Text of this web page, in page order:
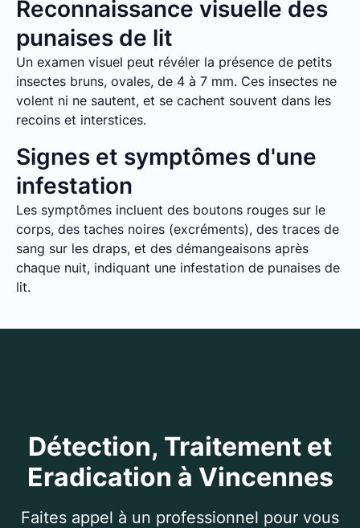
Reconnaissance visuelle des
punaises de lit
Un examen visuel peut révéler la présence de petits
insectes bruns, ovales, de 4 à 7 mm. Ces insectes ne
volent ni ne sautent, et se cachent souvent dans les
recoins et interstices.
Signes et symptômes d'une
infestation
Les symptômes incluent des boutons rouges sur le
corps, des taches noires (excréments), des traces de
sang sur les draps, et des démangeaisons après
chaque nuit, indiquant une infestation de punaises de
lit.
Détection, Traitement et
Eradication à Vincennes
Faites appel à un professionnel pour vous